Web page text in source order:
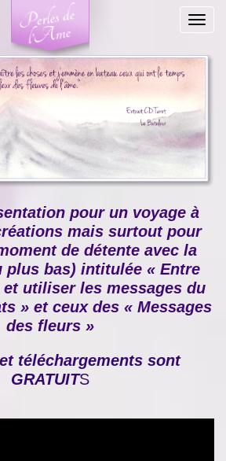
pour un voyage à
mais surtout pour
de détente avec la
plus bas) intitulée « Entre
et utiliser les messages du
» et ceux des « Messages
des fleurs »
téléchargements sont
GRATUITS